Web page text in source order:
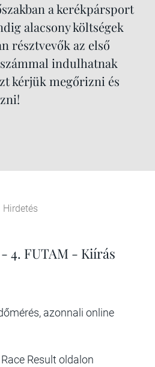
a kerékpársport
alacsony költségek
résztvevők az első
indulhatnak
kérjük megőrizni és
Hirdetés
- 4. FUTAM - Kiírás
azonnali online
Result oldalon